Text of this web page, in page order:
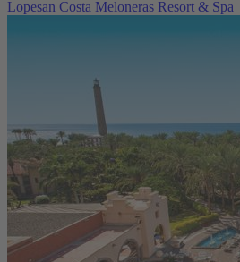
Lopesan Costa Meloneras Resort & Spa